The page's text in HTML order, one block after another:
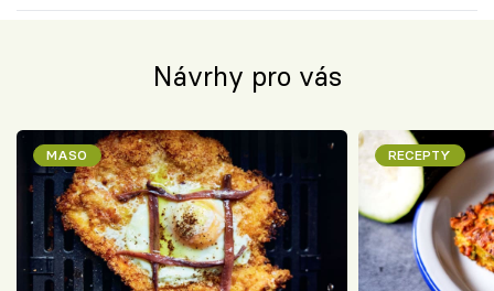
Návrhy pro vás
MASO RECEPTY